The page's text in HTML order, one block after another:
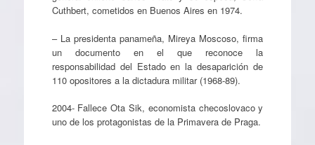
Cuthbert, cometidos en Buenos Aires en 1974.
– La presidenta panameña, Mireya Moscoso, firma
un documento en el que reconoce la
responsabilidad del Estado en la desaparición de
110 opositores a la dictadura militar (1968-89).
2004- Fallece Ota Sik, economista checoslovaco y
uno de los protagonistas de la Primavera de Praga.